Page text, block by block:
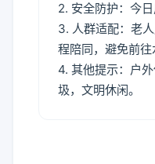
2. 安全防护：今
3. 人群适配：老
程陪同，避免前往
4. 其他提示：户
圾，文明休闲。